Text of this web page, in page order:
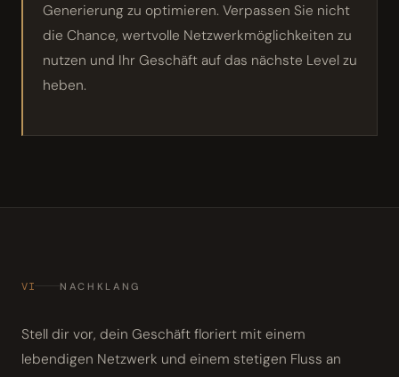
Generierung zu optimieren. Verpassen Sie nicht
die Chance, wertvolle Netzwerkmöglichkeiten zu
nutzen und Ihr Geschäft auf das nächste Level zu
heben.
VI NACHKLANG
Stell dir vor, dein Geschäft floriert mit einem
lebendigen Netzwerk und einem stetigen Fluss an